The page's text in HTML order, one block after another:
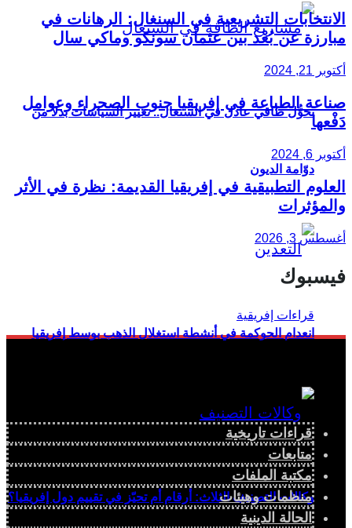
تحوُّل طاقي عادل في السنغال.. تغيير السياسات بدلاً من
دوّامة الديون
انعدام الحوكمة في أنشطة استغلال الذهب بوسط إفريقيا
وكالات التصنيف الثلاث: أرقام أم تحيّز في تقييم دول إفريقيا؟
الانتخابات التشريعية في السنغال: الرهانات في
مبارزة عن بُعْد بين عثمان سونكو وماكي سال
أكتوبر 21, 2024
صناعة الطباعة في إفريقيا جنوب الصحراء وعوامل
دَفْعها
أكتوبر 6, 2024
العلوم التطبيقية في إفريقيا القديمة: نظرة في الأثر
والمؤثرات
أغسطس 3, 2026
فيسبوك
قراءات تاريخية
متابعات
مكتبة الملفات
منظمات وهيئات
الحالة الدينية